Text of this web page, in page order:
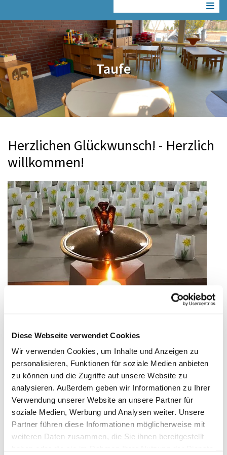
Diese Webseite verwendet Cookies
Wir verwenden Cookies, um Inhalte und Anzeigen zu
personalisieren, Funktionen für soziale Medien anbieten
zu können und die Zugriffe auf unsere Website zu
analysieren. Außerdem geben wir Informationen zu Ihrer
Verwendung unserer Website an unsere Partner für
soziale Medien, Werbung und Analysen weiter. Unsere
Partner führen diese Informationen möglicherweise mit
weiteren Daten zusammen, die Sie ihnen bereitgestellt
Taufe
Herzlichen Glückwunsch! - Herzlich
willkommen!
Wenn Sie diese Seite besuchen, heißt das, dass Sie Mama oder
Papa geworden sind. Wir, die Kirchengemeinde Buchen